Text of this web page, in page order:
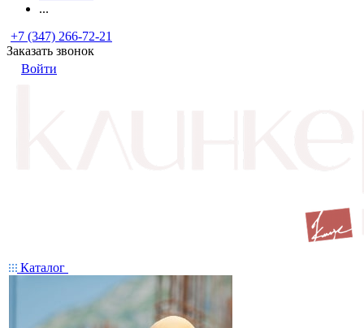
...
+7 (347) 266-72-21
Заказать звонок
Войти
Каталог